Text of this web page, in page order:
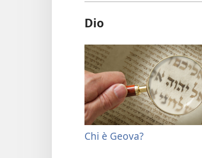
Dio
Chi è Geova?